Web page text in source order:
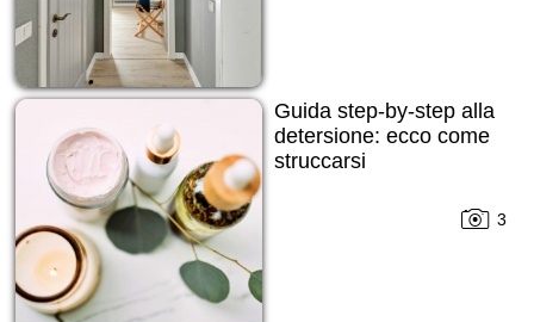
Guida step-by-step alla
detersione: ecco come
struccarsi
3